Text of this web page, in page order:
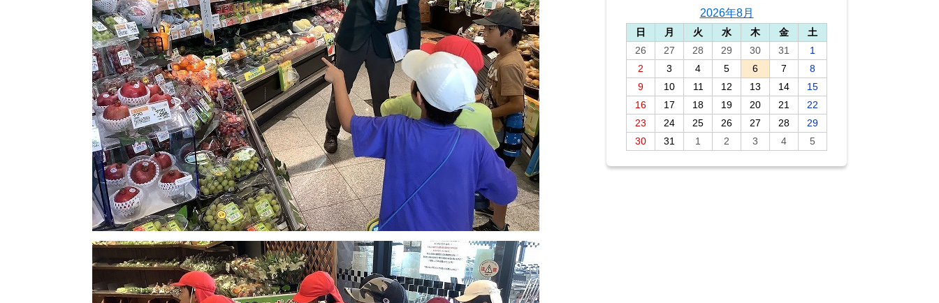
2026年8月
日 月 火 水 木 金
土
26
27 28 29 30 31
1
2
3 4 5 6 7
8
9
10 11 12 13 14
15
16
17 18 19 20 21
22
23
24 25 26 27 28
29
30
31 1 2 3 4 5